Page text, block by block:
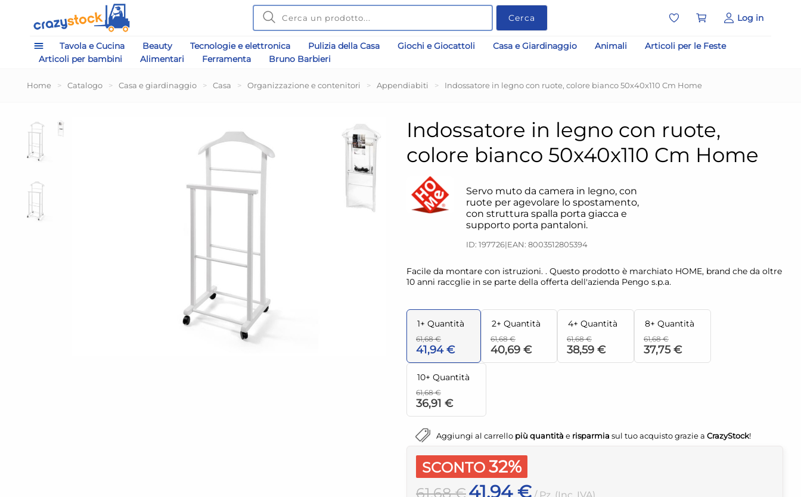
Cerca Log in
Tavola e Cucina Beauty Tecnologie e elettronica Pulizia della Casa Giochi e Giocattoli Casa e Giardinaggio Animali
Articoli per le Feste
Articoli per bambini
Alimentari Ferramenta Bruno Barbieri
Home > Catalogo > Casa e giardinaggio > Casa > Organizzazione e contenitori > Appendiabiti > Indossatore in legno con ruote, colore bianco 50x40x110 Cm Home
Indossatore in legno con ruote,
colore bianco 50x40x110 Cm Home
Servo muto da camera in legno, con
ruote per agevolare lo spostamento,
con struttura spalla porta giacca e
supporto porta pantaloni.
ID: 197726|EAN: 8003512805394
Facile da montare con istruzioni. . Questo prodotto è marchiato HOME, brand che da oltre
10 anni raccglie in se parte della offerta dell'azienda Pengo s.p.a.
1+ Quantità
61,68 €
41,94 €
2+ Quantità
61,68 €
40,69 €
4+ Quantità
61,68 €
38,59 €
8+ Quantità
61,68 €
37,75 €
10+ Quantità
61,68 €
36,91 €
Aggiungi al carrello più quantità e risparmia sul tuo acquisto grazie a CrazyStock!
SCONTO 32%
61,68 €41,94 €